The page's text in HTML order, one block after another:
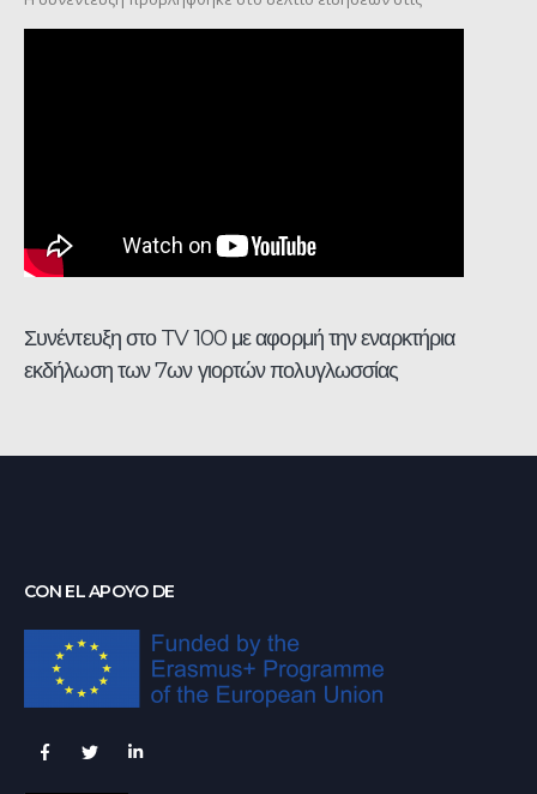
Συνέντευξη στο TV 100 με αφορμή την εναρκτήρια
εκδήλωση των 7ων γιορτών πολυγλωσσίας
CON EL APOYO DE